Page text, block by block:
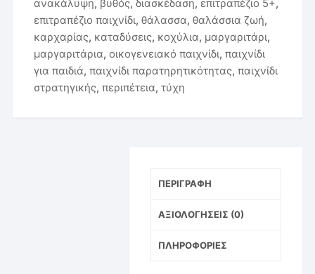
ανακάλυψη, βυθός,διασκέδαση, επιτραπέζιο 5+,
επιτραπέζιο παιχνίδι,θάλασσα,θαλάσσια ζωή,
καρχαρίας, καταδύσεις, κοχύλια, μαργαριτάρι,
μαργαριτάρια,οικογενειακό παιχνίδι,παιχνίδι
για παιδιά,παιχνίδι παρατηρητικότητας,παιχνίδι
στρατηγικής,περιπέτεια,τύχη
ΠΕΡΙΓΡΑΦΉ
ΑΞΙΟΛΟΓΉΣΕΙΣ (0)
ΠΛΗΡΟΦΟΡΊΕΣ